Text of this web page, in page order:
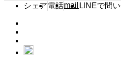
シェア電話mail LINEで問